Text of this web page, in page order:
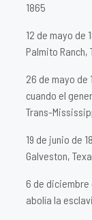
1865
12 de mayo de
Palmito
26 de mayo de
cuando el
Trans-
19 de junio de
Galveston,
6 de diciembre
abolía la